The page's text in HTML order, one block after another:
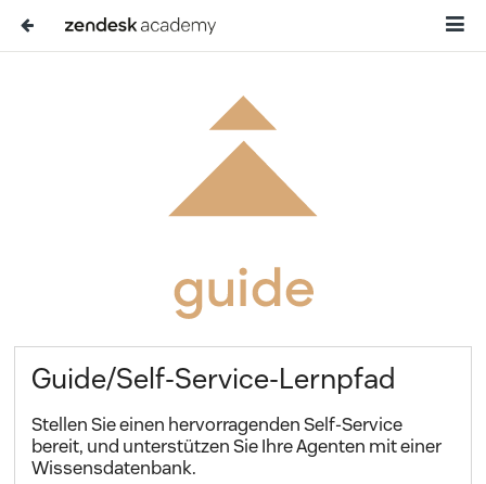
Guide/Self-Service-Lernpfad
Stellen Sie einen hervorragenden Self-Service
bereit, und unterstützen Sie Ihre Agenten mit einer
Wissensdatenbank.